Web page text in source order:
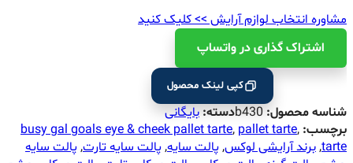
مشاوره انتخاب لوازم آرایش >> کلیک کنید
اشتراک ‌گذاری در واتساپ
کپی لینک محصول
شناسه محصول:b430دسته:بایگانی
برچسب:
busy gal goals eye & cheek pallet tarte, pallet tarte,
tarte
,برند آرایشی لوکس,پالت سایه,پالت سایه تارت,پالت سایه